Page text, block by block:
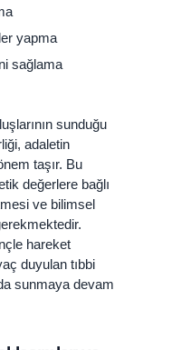
yapma
sağlama
sunduğu
adaletin
taşır. Bu
değerlere bağlı
ve bilimsel
hareket
duyulan tıbbi
sunmaya devam